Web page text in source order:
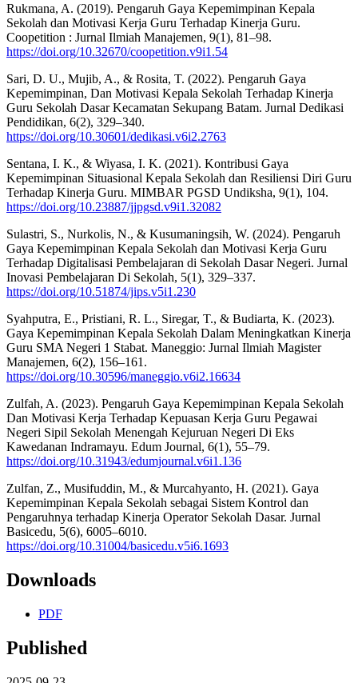
Rukmana, A. (2019). Pengaruh Gaya Kepemimpinan Kepala
Sekolah dan Motivasi Kerja Guru Terhadap Kinerja Guru.
Coopetition : Jurnal Ilmiah Manajemen, 9(1), 81–98.
https://doi.org/10.32670/coopetition.v9i1.54
Sari, D. U., Mujib, A., & Rosita, T. (2022). Pengaruh Gaya
Kepemimpinan, Dan Motivasi Kepala Sekolah Terhadap Kinerja
Guru Sekolah Dasar Kecamatan Sekupang Batam. Jurnal Dedikasi
Pendidikan, 6(2), 329–340.
https://doi.org/10.30601/dedikasi.v6i2.2763
Sentana, I. K., & Wiyasa, I. K. (2021). Kontribusi Gaya
Kepemimpinan Situasional Kepala Sekolah dan Resiliensi Diri Guru
Terhadap Kinerja Guru. MIMBAR PGSD Undiksha, 9(1), 104.
https://doi.org/10.23887/jjpgsd.v9i1.32082
Sulastri, S., Nurkolis, N., & Kusumaningsih, W. (2024). Pengaruh
Gaya Kepemimpinan Kepala Sekolah dan Motivasi Kerja Guru
Terhadap Digitalisasi Pembelajaran di Sekolah Dasar Negeri. Jurnal
Inovasi Pembelajaran Di Sekolah, 5(1), 329–337.
https://doi.org/10.51874/jips.v5i1.230
Syahputra, E., Pristiani, R. L., Siregar, T., & Budiarta, K. (2023).
Gaya Kepemimpinan Kepala Sekolah Dalam Meningkatkan Kinerja
Guru SMA Negeri 1 Stabat. Maneggio: Jurnal Ilmiah Magister
Manajemen, 6(2), 156–161.
https://doi.org/10.30596/maneggio.v6i2.16634
Zulfah, A. (2023). Pengaruh Gaya Kepemimpinan Kepala Sekolah
Dan Motivasi Kerja Terhadap Kepuasan Kerja Guru Pegawai
Negeri Sipil Sekolah Menengah Kejuruan Negeri Di Eks
Kawedanan Indramayu. Edum Journal, 6(1), 55–79.
https://doi.org/10.31943/edumjournal.v6i1.136
Zulfan, Z., Musifuddin, M., & Murcahyanto, H. (2021). Gaya
Kepemimpinan Kepala Sekolah sebagai Sistem Kontrol dan
Pengaruhnya terhadap Kinerja Operator Sekolah Dasar. Jurnal
Basicedu, 5(6), 6005–6010.
https://doi.org/10.31004/basicedu.v5i6.1693
Downloads
PDF
Published